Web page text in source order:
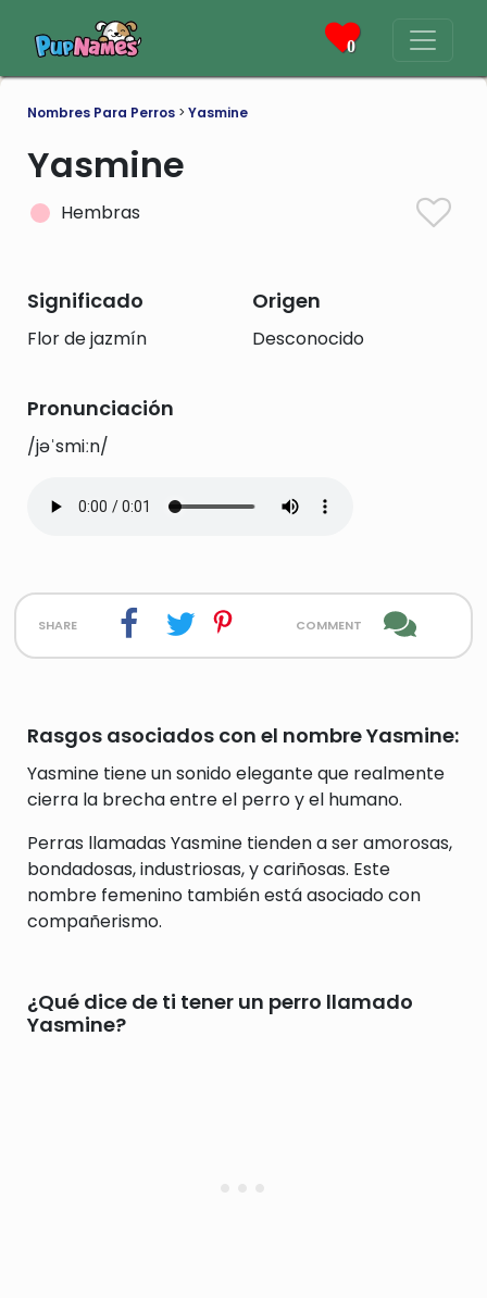
0
Nombres Para Perros > Yasmine
Yasmine
Hembras
Significado
Flor de jazmín
Origen
Desconocido
Pronunciación
/jəˈsmiːn/
share comment
Rasgos asociados con el nombre Yasmine:
Yasmine tiene un sonido elegante que realmente
cierra la brecha entre el perro y el humano.
Perras llamadas Yasmine tienden a ser amorosas,
bondadosas, industriosas, y cariñosas. Este
nombre femenino también está asociado con
compañerismo.
¿Qué dice de ti tener un perro llamado
Yasmine?